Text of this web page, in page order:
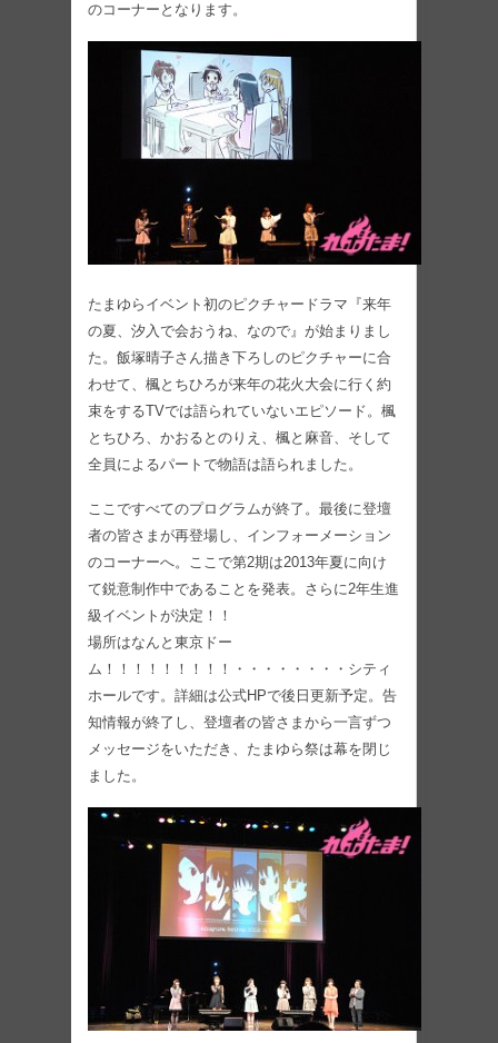
のコーナーとなります。
たまゆらイベント初のピクチャードラマ『来年
の夏、汐入で会おうね、なので』が始まりまし
た。飯塚晴子さん描き下ろしのピクチャーに合
わせて、楓とちひろが来年の花火大会に行く約
束をするTVでは語られていないエピソード。楓
とちひろ、かおるとのりえ、楓と麻音、そして
全員によるパートで物語は語られました。
ここですべてのプログラムが終了。最後に登壇
者の皆さまが再登場し、インフォーメーション
のコーナーへ。ここで第2期は2013年夏に向け
て鋭意制作中であることを発表。さらに2年生進
級イベントが決定！！
場所はなんと東京ドー
ム！！！！！！！！！・・・・・・・・シティ
ホールです。詳細は公式HPで後日更新予定。告
知情報が終了し、登壇者の皆さまから一言ずつ
メッセージをいただき、たまゆら祭は幕を閉じ
ました。